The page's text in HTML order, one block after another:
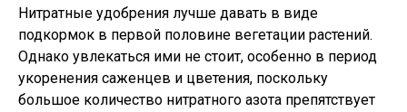
Нитратные удобрения лучше давать в виде
подкормок в первой половине вегетации растений.
Однако увлекаться ими не стоит, особенно в период
укоренения саженцев и цветения, поскольку
большое количество нитратного азота препятствует